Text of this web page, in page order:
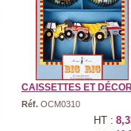
CAISSETTES ET
Réf. OCM0310
HT :